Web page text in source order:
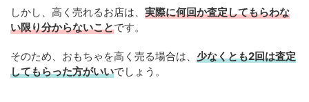
しかし、高く売れるお店は、 実際に何回か査定してもらわな
い限り分からないことです。
そのため、おもちゃを高く売る場合は、 少なくとも2回は査定
してもらった方がいいでしょう。